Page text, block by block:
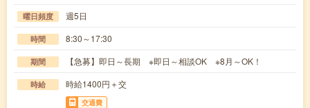
曜日頻度 週5日
時間 8:30～17:30
期間 【急募】即日～長期 ※即日～相談OK ※8月～OK！
時給 時給1400円＋交
交通費